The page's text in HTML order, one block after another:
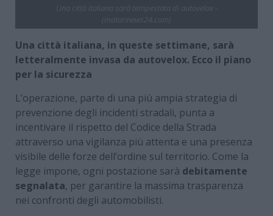
Una città italiana, in queste settimane, sarà
letteralmente invasa da autovelox. Ecco il piano
per la sicurezza
L’operazione, parte di una più ampia strategia di
prevenzione degli incidenti stradali, punta a
incentivare il rispetto del Codice della Strada
attraverso una vigilanza più attenta e una presenza
visibile delle forze dell’ordine sul territorio. Come la
legge impone, ogni postazione sarà debitamente
segnalata, per garantire la massima trasparenza
nei confronti degli automobilisti.